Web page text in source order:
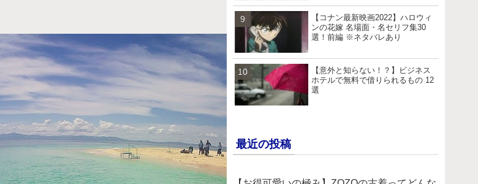
【コナン最新映画2022】ハロウィ
ンの花嫁 名場面・名セリフ集30
選！前編 ※ネタバレあり
【意外と知らない！？】ビジネス
ホテルで無料で借りられるもの 12
選
最近の投稿